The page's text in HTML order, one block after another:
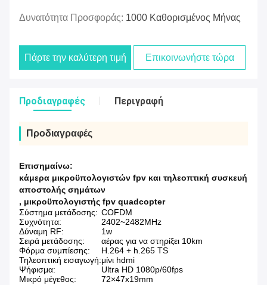
Δυνατότητα Προσφοράς: 1000 Καθορισμένος Μήνας
Πάρτε την καλύτερη τιμή Επικοινωνήστε τώρα
Προδιαγραφές Περιγραφή
Προδιαγραφές
Επισημαίνω:
κάμερα μικροϋπολογιστών fpv και τηλεοπτική συσκευή
αποστολής σημάτων
, μικροϋπολογιστής fpv quadcopter
Σύστημα μετάδοσης: COFDM
Συχνότητα:
2402~2482MHz
Δύναμη RF:
1w
Σειρά μετάδοσης:
αέρας για να στηρίξει 10km
Φόρμα συμπίεσης:
H.264 + h.265 TS
Τηλεοπτική εισαγωγή:μίνι hdmi
Ψήφισμα:
Ultra HD 1080p/60fps
Μικρό μέγεθος:
72×47x19mm